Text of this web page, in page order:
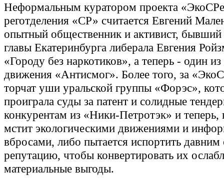
Неформальным куратором проекта
реготделения «СР» считается Евгений
опытный общественник и активист, бывший
главы Екатеринбурга либерала Евгения
«Городу без наркотиков», а теперь - один
движения «Антисмог». Более того, за
торчат уши уральской группы «Форэс»,
проиграла суды за патент и солидные
конкурентам из «Ники-Петротэк» и
мстит экологическими движениями и
вбросами, либо пытается испортить
репутацию, чтобы конвертировать их
материальные выгоды.